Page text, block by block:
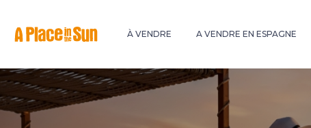
À VENDRE A VENDRE EN ESPAGNE